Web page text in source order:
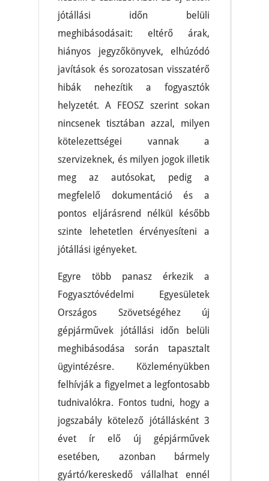
jótállási időn belüli
meghibásodásait: eltérő árak,
hiányos jegyzőkönyvek, elhúzódó
javítások és sorozatosan visszatérő
hibák nehezítik a fogyasztók
helyzetét. A FEOSZ szerint sokan
nincsenek tisztában azzal, milyen
kötelezettségei vannak a
szervizeknek, és milyen jogok illetik
meg az autósokat, pedig a
megfelelő dokumentáció és a
pontos eljárásrend nélkül később
szinte lehetetlen érvényesíteni a
jótállási igényeket.
Egyre több panasz érkezik a
Fogyasztóvédelmi Egyesületek
Országos Szövetségéhez új
gépjárművek jótállási időn belüli
meghibásodása során tapasztalt
ügyintézésre. Közleményükben
felhívják a figyelmet a legfontosabb
tudnivalókra. Fontos tudni, hogy a
jogszabály kötelező jótállásként 3
évet ír elő új gépjárművek
esetében, azonban bármely
gyártó/kereskedő vállalhat ennél